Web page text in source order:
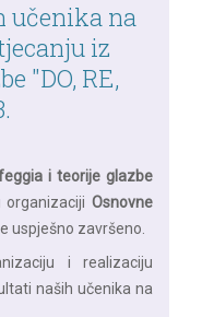
učenika na
iz
"DO, RE,
i teorije glazbe
organizaciji Osnovne
uspješno završeno.
i realizaciju
naših učenika na